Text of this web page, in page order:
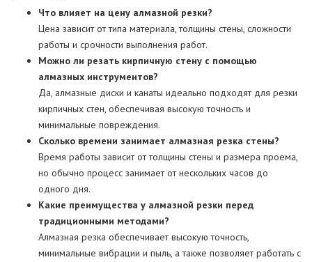
Что влияет на цену алмазной резки?
Цена зависит от типа материала, толщины стены, сложности
работы и срочности выполнения работ.
Можно ли резать кирпичную стену с помощью
алмазных инструментов?
Да, алмазные диски и канаты идеально подходят для резки
кирпичных стен, обеспечивая высокую точность и
минимальные повреждения.
Сколько времени занимает алмазная резка стены?
Время работы зависит от толщины стены и размера проема,
но обычно процесс занимает от нескольких часов до
одного дня.
Какие преимущества у алмазной резки перед
традиционными методами?
Алмазная резка обеспечивает высокую точность,
минимальные вибрации и пыль, а также позволяет работать с